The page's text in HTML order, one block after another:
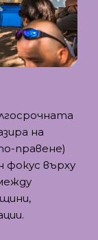
на
правене)
фокус върху